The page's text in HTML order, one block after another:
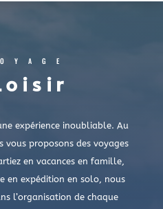
expérience inoubliable. Au
vous proposons des voyages
en vacances en famille,
en expédition en solo, nous
l’organisation de chaque